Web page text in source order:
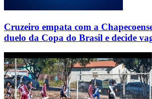
Cruzeiro empata com a
duelo da Copa do Brasil e decide